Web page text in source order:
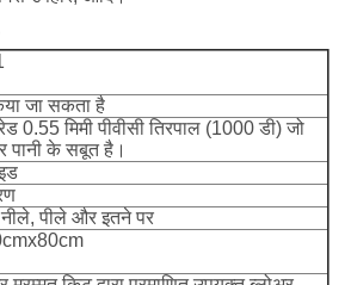
जा सकता है
0.55 मिमी पीवीसी तिरपाल (1000 डी) जो
पानी के सबूत है।
पीले और इतने पर